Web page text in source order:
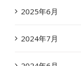
2025年6月
2024年7月